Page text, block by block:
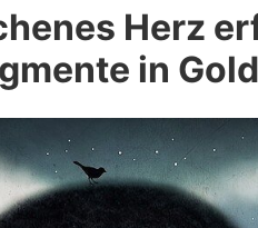
Herz
in Gold